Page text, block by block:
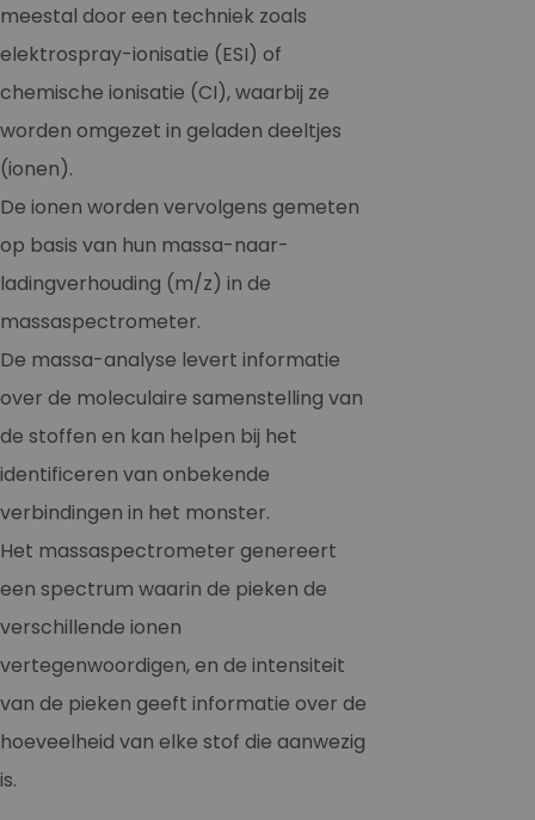
meestal door een techniek zoals
elektrospray-ionisatie (ESI) of
chemische ionisatie (CI), waarbij ze
worden omgezet in geladen deeltjes
(ionen).
De ionen worden vervolgens gemeten
op basis van hun massa-naar-
ladingverhouding (m/z) in de
massaspectrometer.
De massa-analyse levert informatie
over de moleculaire samenstelling van
de stoffen en kan helpen bij het
identificeren van onbekende
verbindingen in het monster.
Het massaspectrometer genereert
een spectrum waarin de pieken de
verschillende ionen
vertegenwoordigen, en de intensiteit
van de pieken geeft informatie over de
hoeveelheid van elke stof die aanwezig
is.